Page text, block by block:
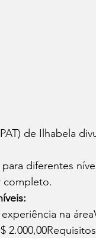
de Ilhabela
diferentes
completo.
na